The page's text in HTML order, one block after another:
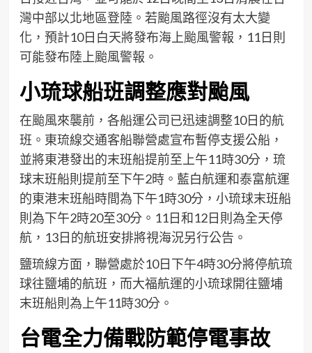
灣中部以北地區登陸。若颱風路徑沒有太大變
化，預計10日白天將發布海上颱風警報，11日則
可能發布陸上颱風警報。
小琉球船班調整應對颱風
在颱風來襲前，各船運公司已迅速調整10日的航
班。東琉線交通客船聯營處宣布暫停支援公船，
並將東港發出的末班船提前至上午11時30分，琉
球末班船則提前至下午2時。藍白航運和泰富航運
的東港末班船時間為下午1時30分，小琉球末班船
則為下午2時20至30分。11日和12日則為全天停
航，13日的航班安排將視海況另行公告。
鹽琉線方面，聯營處於10日下午4時30分將停航琉
球往鹽埔的航班，而大福航運的小琉球開往鹽埔
末班船則為上午11時30分。
台電全力備戰防範停電事故